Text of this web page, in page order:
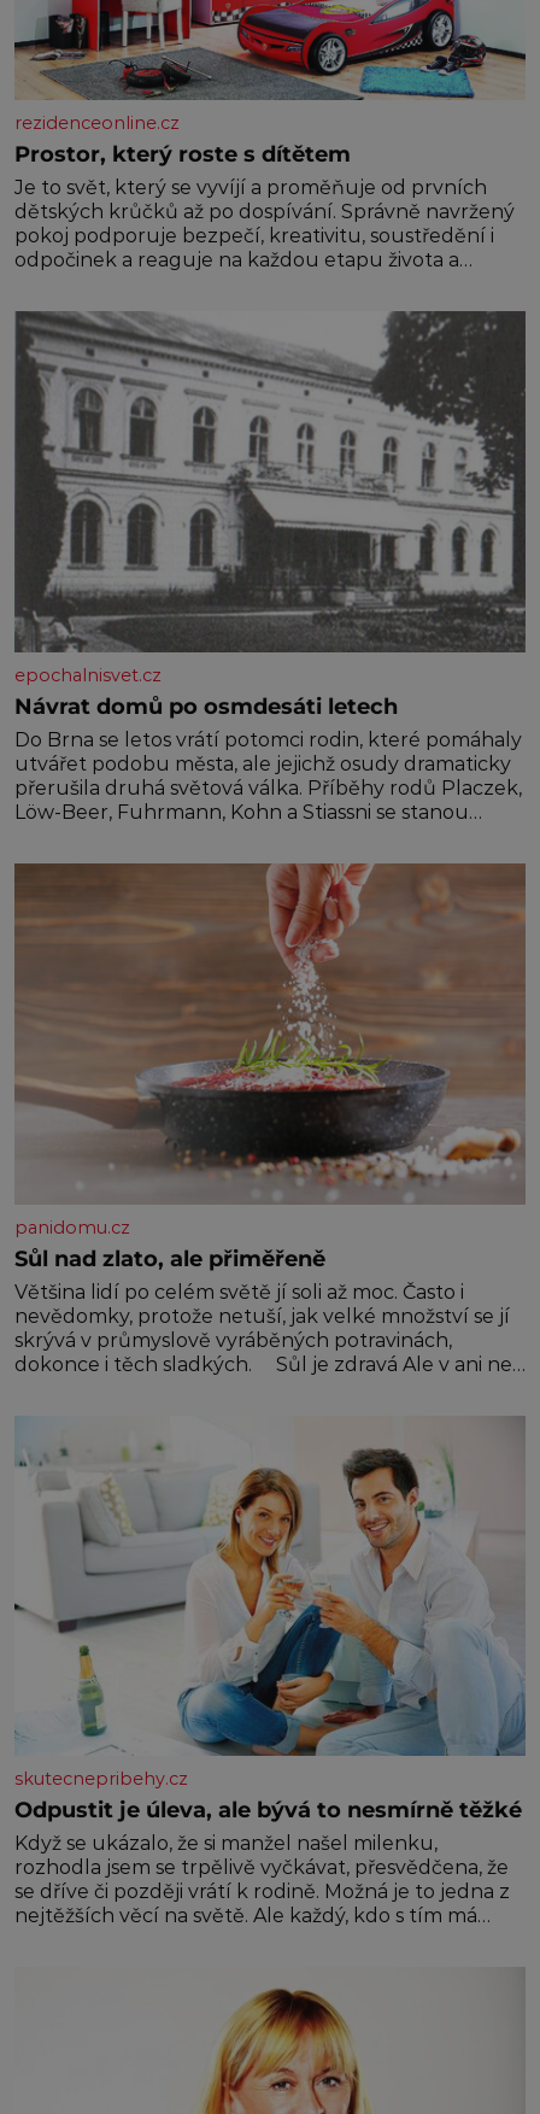
rezidenceonline.cz
Prostor, který roste s dítětem
Je to svět, který se vyvíjí a proměňuje od prvních
dětských krůčků až po dospívání. Správně navržený
pokoj podporuje bezpečí, kreativitu, soustředění i
odpočinek a reaguje na každou etapu života a
jednoduchost, měkkost a bezpečí, proto by pokoj
miminka měl působit především klidně a útulně.
Předškolní věk je
epochalnisvet.cz
Návrat domů po osmdesáti letech
Do Brna se letos vrátí potomci rodin, které pomáhaly
utvářet podobu města, ale jejichž osudy dramaticky
přerušila druhá světová válka. Příběhy rodů Placzek,
Löw-Beer, Fuhrmann, Kohn a Stiassni se stanou
židovské kultury ŠTETL FEST 2026. Některé návraty
nejsou jednoduché. Místa, která si člověk pamatuje z
rodinných vyprávění, už dávno
panidomu.cz
Sůl nad zlato, ale přiměřeně
Většina lidí po celém světě jí soli až moc. Často i
nevědomky, protože netuší, jak velké množství se jí
skrývá v průmyslově vyráběných potravinách,
dokonce i těch sladkých. Sůl je zdravá Ale v ani ne
běžné. Její základní složky– sodík a chlór – jsou
skutecnepribehy.cz
Odpustit je úleva, ale bývá to nesmírně těžké
Když se ukázalo, že si manžel našel milenku,
rozhodla jsem se trpělivě vyčkávat, přesvědčena, že
se dříve či později vrátí k rodině. Možná je to jedna z
nejtěžších věcí na světě. Ale každý, kdo s tím má